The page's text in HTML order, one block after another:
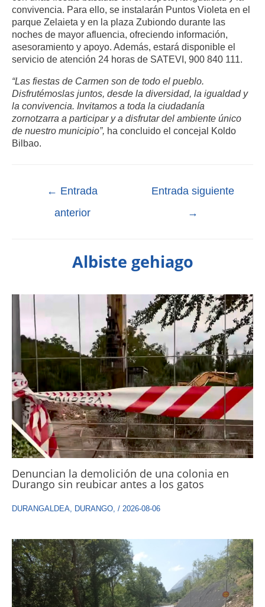
convivencia. Para ello, se instalarán Puntos Violeta en el
parque Zelaieta y en la plaza Zubiondo durante las
noches de mayor afluencia, ofreciendo información,
asesoramiento y apoyo. Además, estará disponible el
servicio de atención 24 horas de SATEVI, 900 840 111.
“Las fiestas de Carmen son de todo el pueblo.
Disfrutémoslas juntos, desde la diversidad, la igualdad y
la convivencia. Invitamos a toda la ciudadanía
zornotzarra a participar y a disfrutar del ambiente único
de nuestro municipio”, ha concluido el concejal Koldo
Bilbao.
← Entrada
anterior
Entrada siguiente
→
Albiste gehiago
Denuncian la demolición de una colonia en
Durango sin reubicar antes a los gatos
DURANGALDEA, DURANGO, / 2026-08-06